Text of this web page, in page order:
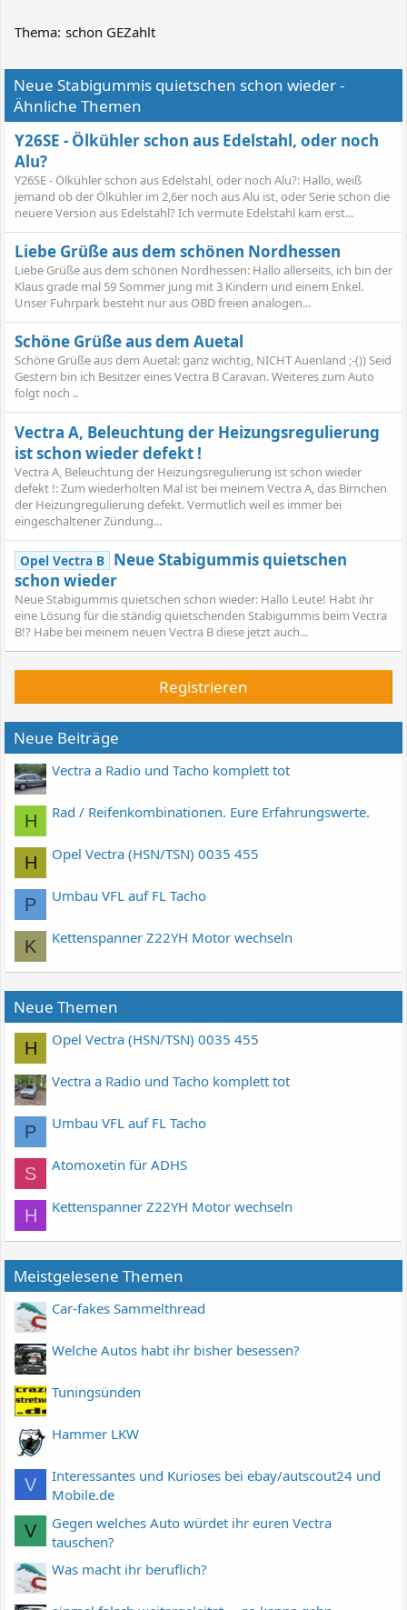
Thema: schon GEZahlt
Neue Stabigummis quietschen schon wieder -
Ähnliche Themen
Y26SE - Ölkühler schon aus Edelstahl, oder noch
Alu?
Y26SE - Ölkühler schon aus Edelstahl, oder noch Alu?: Hallo, weiß
jemand ob der Ölkühler im 2,6er noch aus Alu ist, oder Serie schon die
neuere Version aus Edelstahl? Ich vermute Edelstahl kam erst...
Liebe Grüße aus dem schönen Nordhessen
Liebe Grüße aus dem schönen Nordhessen: Hallo allerseits, ich bin der
Klaus grade mal 59 Sommer jung mit 3 Kindern und einem Enkel.
Unser Fuhrpark besteht nur aus OBD freien analogen...
Schöne Grüße aus dem Auetal
Schöne Grüße aus dem Auetal: ganz wichtig, NICHT Auenland ;-()) Seid
Gestern bin ich Besitzer eines Vectra B Caravan. Weiteres zum Auto
folgt noch ..
Vectra A, Beleuchtung der Heizungsregulierung
ist schon wieder defekt !
Vectra A, Beleuchtung der Heizungsregulierung ist schon wieder
defekt !: Zum wiederholten Mal ist bei meinem Vectra A, das Birnchen
der Heizungregulierung defekt. Vermutlich weil es immer bei
eingeschaltener Zündung...
Opel Vectra B Neue Stabigummis quietschen
schon wieder
Neue Stabigummis quietschen schon wieder: Hallo Leute! Habt ihr
eine Lösung für die ständig quietschenden Stabigummis beim Vectra
B!? Habe bei meinem neuen Vectra B diese jetzt auch...
Registrieren
Neue Beiträge
Vectra a Radio und Tacho komplett tot
H Rad / Reifenkombinationen. Eure Erfahrungswerte.
H Opel Vectra (HSN/TSN) 0035 455
P Umbau VFL auf FL Tacho
K Kettenspanner Z22YH Motor wechseln
Neue Themen
H Opel Vectra (HSN/TSN) 0035 455
Vectra a Radio und Tacho komplett tot
P Umbau VFL auf FL Tacho
S Atomoxetin für ADHS
H Kettenspanner Z22YH Motor wechseln
Meistgelesene Themen
Car-fakes Sammelthread
Welche Autos habt ihr bisher besessen?
Tuningsünden
Hammer LKW
V
Interessantes und Kurioses bei ebay/autscout24 und
Mobile.de
V
Gegen welches Auto würdet ihr euren Vectra
tauschen?
Was macht ihr beruflich?